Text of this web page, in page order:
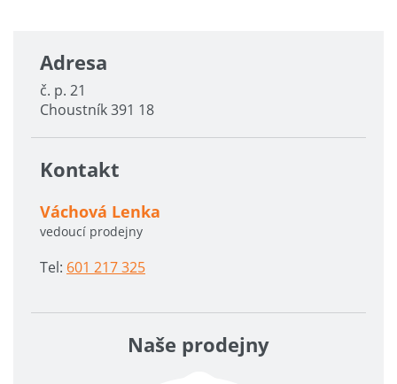
Adresa
č. p. 21
Choustník 391 18
Kontakt
Váchová Lenka
vedoucí prodejny
Tel: 601 217 325
Naše prodejny